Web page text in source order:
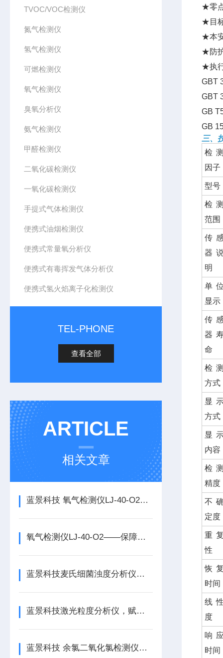
TVOC/VOC检测仪
氮气检测仪
氢气检测仪
可燃检测仪
氧气检测仪
臭氧分析仪
氨气检测仪
甲醛检测仪
二氧化碳检测仪
一氧化碳检测仪
手提式气体检测仪
便携式油烟检测仪
便携式常量氧分析仪
便携式有毒挥发气体分析仪
便携式氢火焰离子化检测仪
TEL-PHONE
查看全部
ARTICLE
相关文章
蓝景科技 氧气检测仪LJ-40-O2：仓储物流气体安全智能哨兵
氧气检测仪LJ-40-O2——保障生命安全的“隐形卫士”
蓝景科技麦氏细菌浊度分析仪：探索细菌浓度测定的新维度
蓝景科技激光粒度分析仪，赋能颗粒材料品质升级
蓝景科技 余氯二氧化氯检测仪助力科研与水质监管智能化发展
★零
★目
★本
★防
★执
GBT
GBT
GB
GB
三、
检
因子
型号
检
范围
传
器
明
单
显示
传
器
命
检
方式
显
方式
显
内容
检
精度
不
定度
重
性
恢
时间
线
度
响
时间